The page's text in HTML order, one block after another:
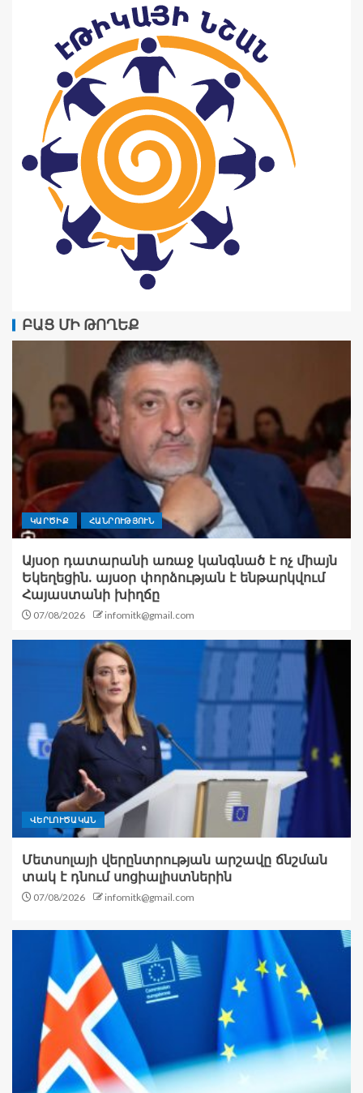
ԲԱՑ ՄԻ ԹՈՂԵՔ
ԿԱՐԾԻՔ ՀԱՆՐՈՒԹՅՈՒՆ
Այսօր դատարանի առաջ կանգնած է ոչ միայն
Եկեղեցին. այսօր փորձության է ենթարկվում
Հայաստանի խիղճը
07/08/2026 infomitk@gmail.com
ՎԵՐԼՈՒԾԱԿԱՆ
Մետսոլայի վերընտրության արշավը ճնշման
տակ է դնում սոցիալիստներին
07/08/2026 infomitk@gmail.com